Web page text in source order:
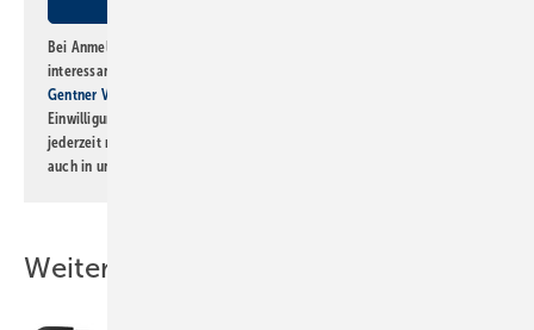
Bei Anmeldung zu diesem Newsletter bin ich damit einverstanden, über
interessante Verlags- und Online-Angebote
Gentner Verlag GmbH & Co. KG
Einwilligung kann ich jederzeit widerrufen und eine Abmeldung ist
jederzeit möglich. Informationen zum Umgang mit Daten finden Sie
auch in unserer
Weitere Inhalte